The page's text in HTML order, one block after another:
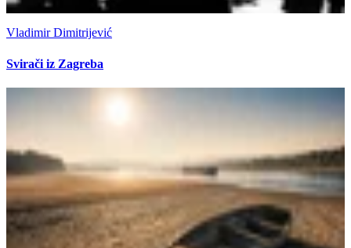
Vladimir Dimitrijević
Svirači iz Zagreba